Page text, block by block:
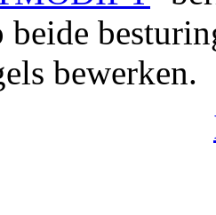
beide
bewerken.